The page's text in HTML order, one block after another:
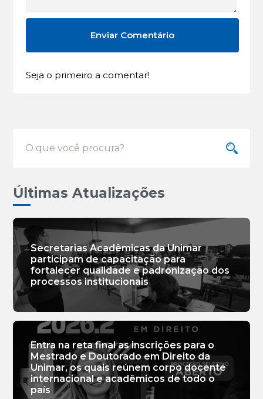
Seja o primeiro a comentar!
Últimas Atualizações
Secretarias Acadêmicas da Unimar
participam de capacitação para
fortalecer qualidade e padronização dos
processos institucionais
Entra na reta final as inscrições para o
Mestrado e Doutorado em Direito da
Unimar, os quais reúnem corpo docente
internacional e acadêmicos de todo o
país